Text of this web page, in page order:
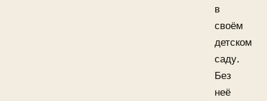
в
своём
детском
саду.
Без
неё